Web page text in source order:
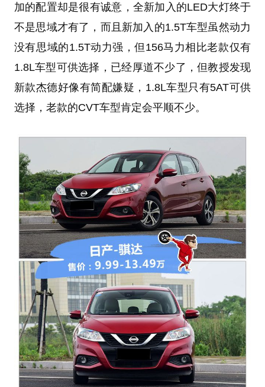
加的配置却是很有诚意，全新加入的LED大灯终于
不是思域才有了，而且新加入的1.5T车型虽然动力
没有思域的1.5T动力强，但156马力相比老款仅有
1.8L车型可供选择，已经厚道不少了，但教授发现
新款杰德好像有简配嫌疑，1.8L车型只有5AT可供
选择，老款的CVT车型肯定会平顺不少。